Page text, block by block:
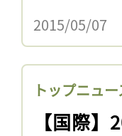
2015/05/07
トップニュー
【国際